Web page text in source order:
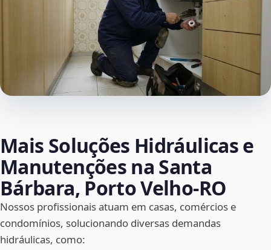
Mais Soluções Hidráulicas e
Manutenções na Santa
Bárbara, Porto Velho‑RO
Nossos profissionais atuam em casas, comércios e
condomínios, solucionando diversas demandas
hidráulicas, como: